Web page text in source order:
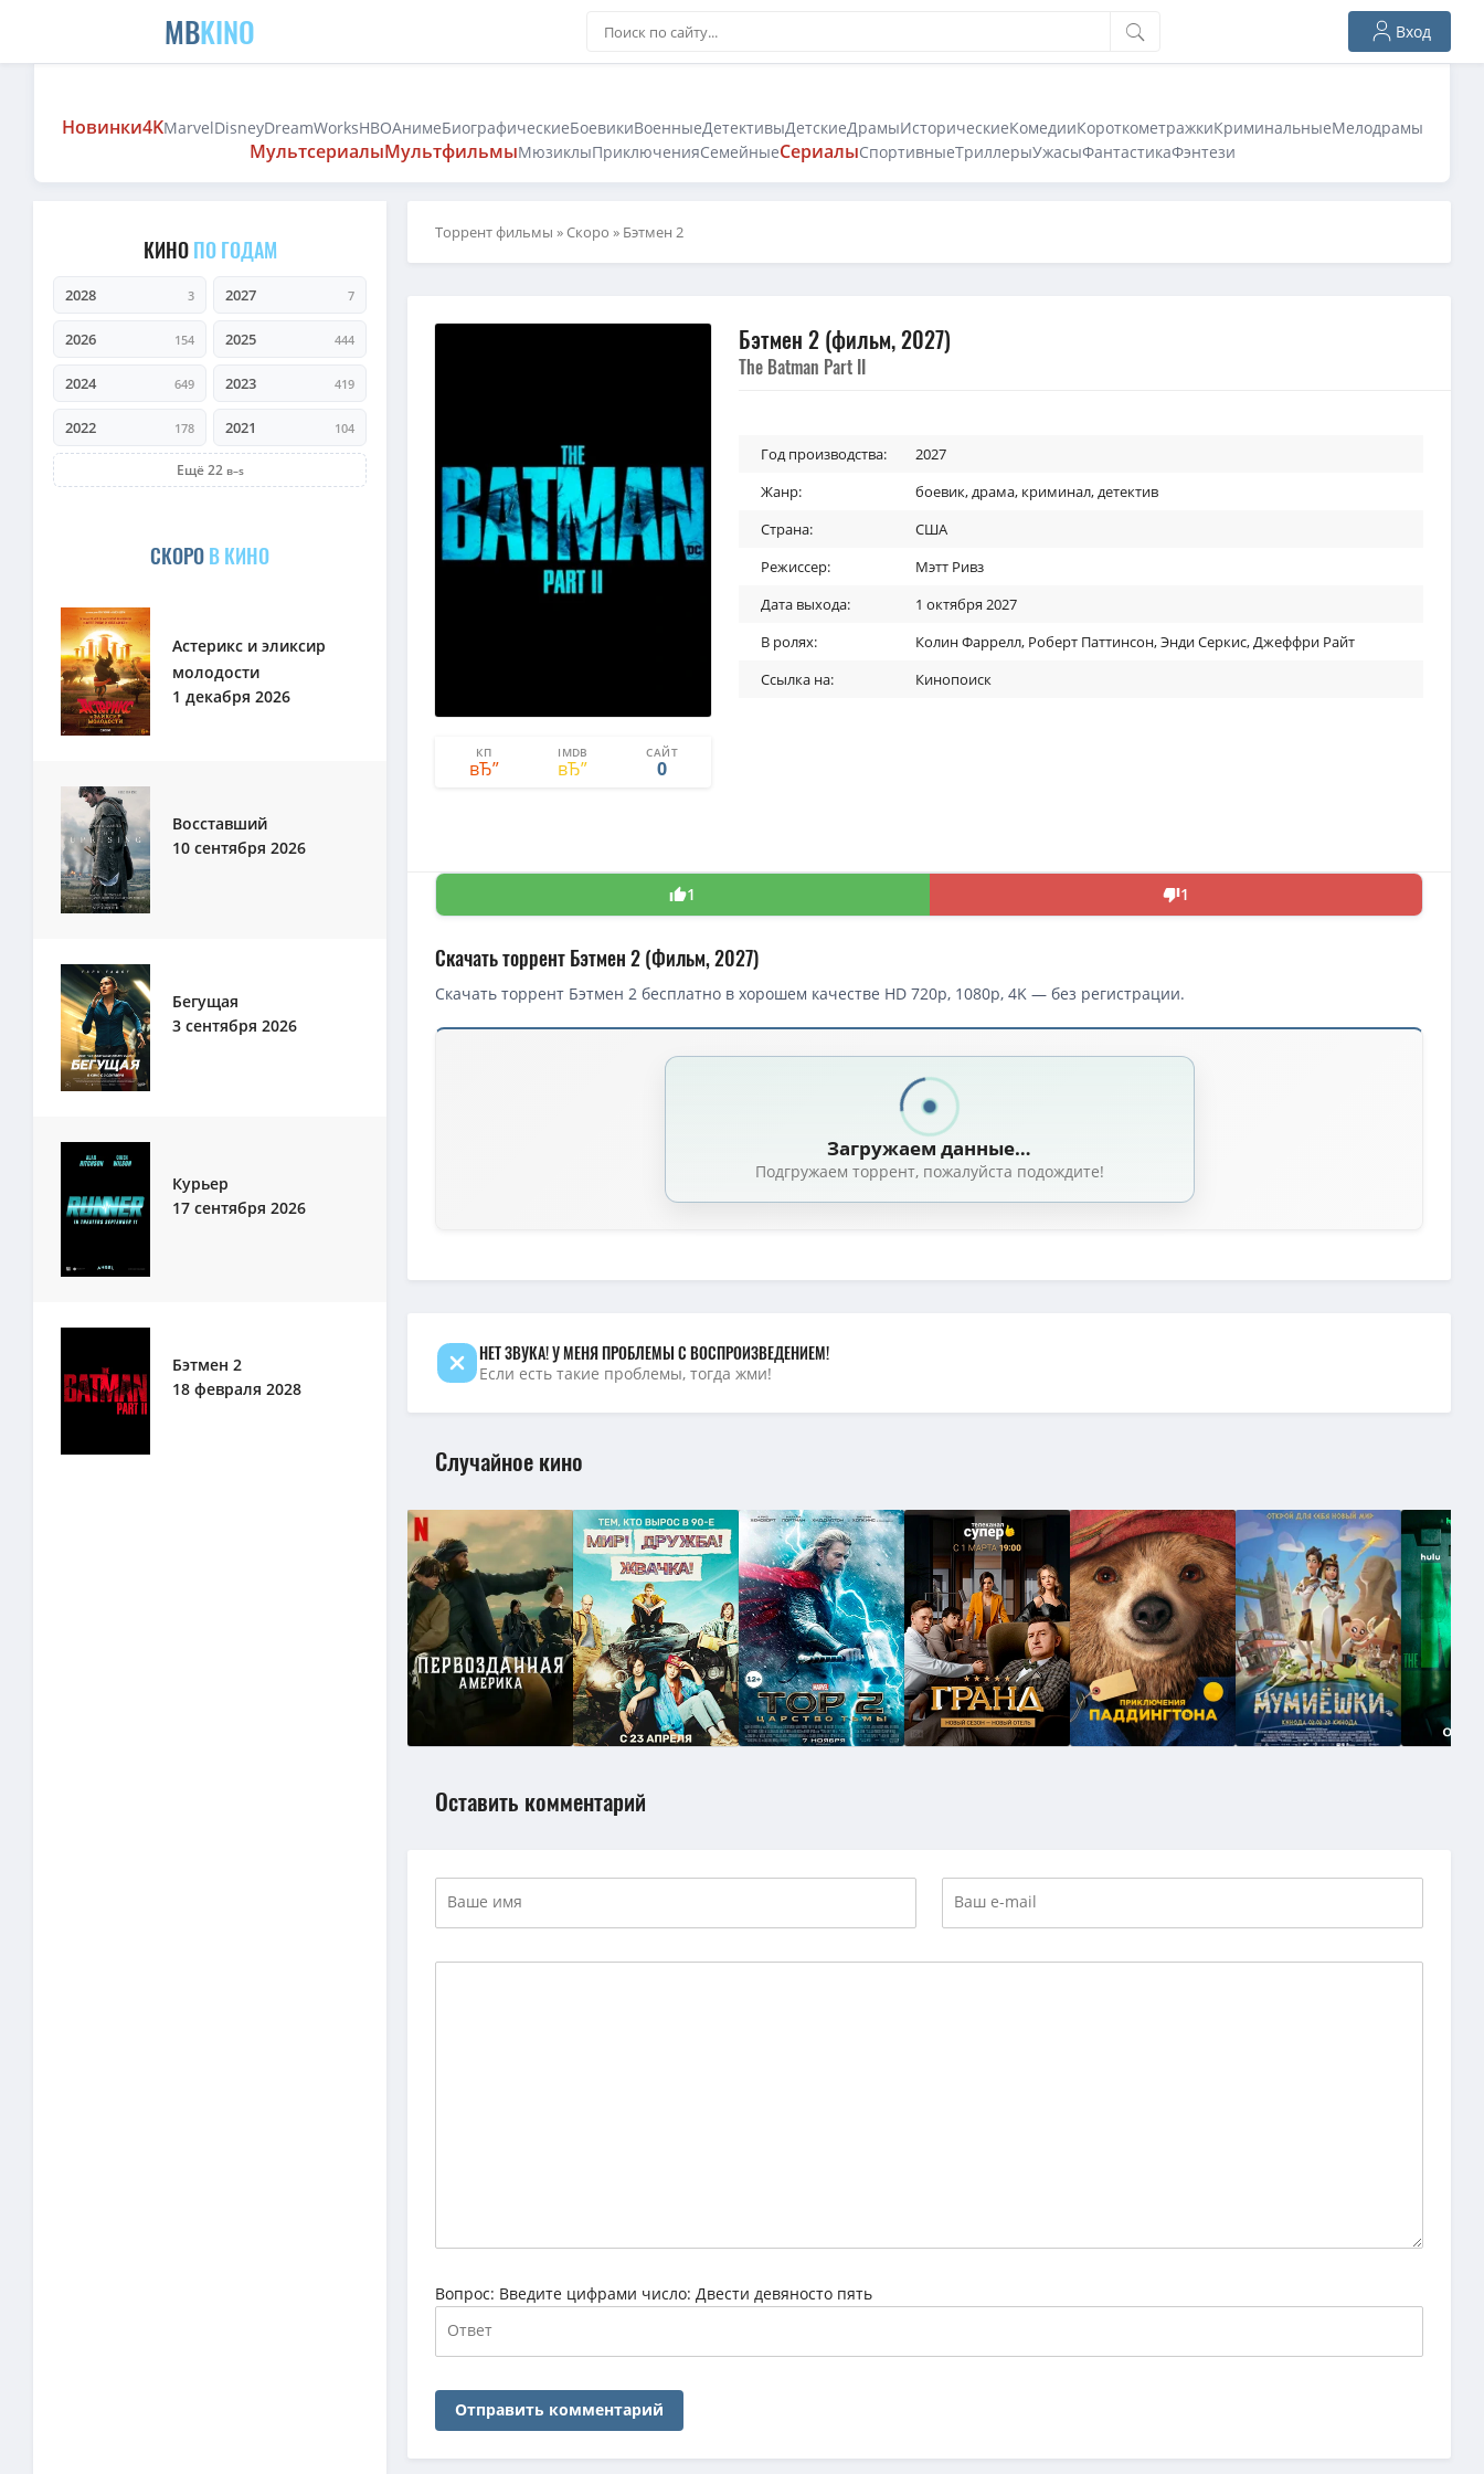
MBKINO Вход
Новинки4KMarvelDisneyDreamWorksHBOАнимеБиографическиеБоевикиВоенныеДетективыДетскиеДрамыИсторическиеКомедииКороткометражкиКриминальныеМелодрамы
МультсериалыМультфильмыМюзиклыПриключенияСемейныеСериалыСпортивныеТриллерыУжасыФантастикаФэнтези
КИНОПО ГОДАМ
2028 3 2027 7
2026 154 2025 444
2024 649 2023 419
2022 178 2021 104
Ещё 22
СКОРОВ КИНО
Астерикс и эликсир
молодости
1 декабря 2026
Восставший
10 сентября 2026
Бегущая
3 сентября 2026
Курьер
17 сентября 2026
Бэтмен 2
18 февраля 2028
Торрент фильмы »Скоро » Бэтмен 2
КП IMDB САЙТ
11
0
Бэтмен 2 (фильм, 2027)
The Batman Part II
Год производства:
2027
Жанр:
боевик,драма, криминал,детектив
Страна:
США
Режиссер:
Мэтт Ривз
Дата выхода:
1 октября 2027
В ролях:
Колин Фаррелл, Роберт Паттинсон,Энди Серкис,Джеффри Райт
Ссылка на:
Кинопоиск
1 1
Скачать торрент Бэтмен 2 (Фильм, 2027)
Скачать торрент Бэтмен 2 бесплатно в хорошем качестве HD 720p, 1080p, 4K — без регистрации.
Загружаем данные…
Подгружаем торрент, пожалуйста подождите!
НЕТ ЗВУКА! У МЕНЯ ПРОБЛЕМЫ С ВОСПРОИЗВЕДЕНИЕМ!
Если есть такие проблемы, тогда жми!
Случайное кино
Оставить комментарий
Вопрос: Введите цифрами число: Двести девяносто пять
Отправить комментарий